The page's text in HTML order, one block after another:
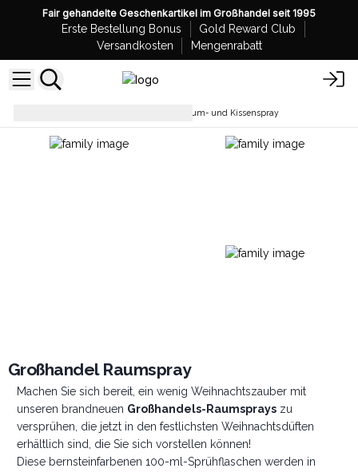
Fair gehandelte Geschenkartikel im Großhandel seit 1995
Erste Bestellung Bonus
Gold Reward Club
Versandkosten
Mengenrabatt
Großhandel Raum- und Kissenspray
Großhandel Raumspray
Machen Sie sich bereit, ein wenig Weihnachtszauber mit
unseren brandneuen Großhandels-Raumsprayszu
versprühen, die jetzt in den festlichsten Weihnachtsdüften
erhältlich sind, die Sie sich vorstellen können!
Diese bernsteinfarbenen 100-ml-Sprühflaschen werden in